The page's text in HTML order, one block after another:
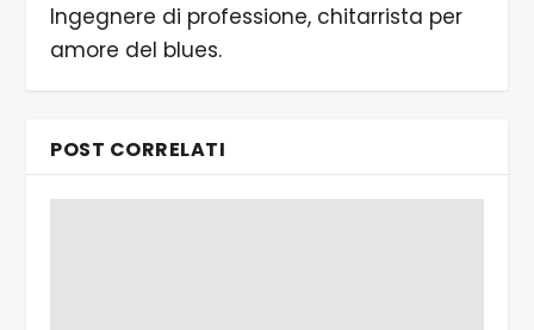
Ingegnere di professione, chitarrista per
amore del blues.
POST CORRELATI